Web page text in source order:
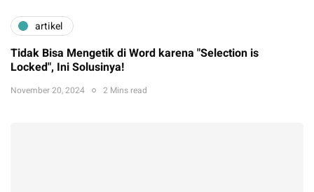
artikel
Tidak Bisa Mengetik di Word karena "Selection is
Locked", Ini Solusinya!
November 20, 2024 2 Mins read